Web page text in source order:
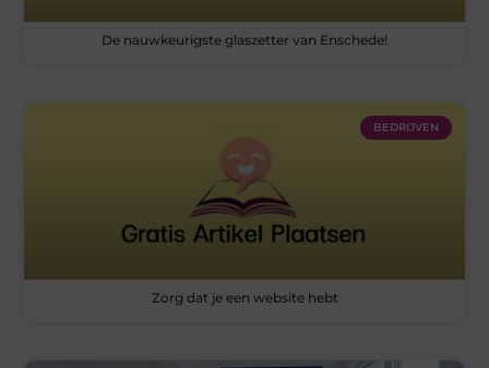
De nauwkeurigste glaszetter van Enschede!
BEDRIJVEN
Zorg dat je een website hebt